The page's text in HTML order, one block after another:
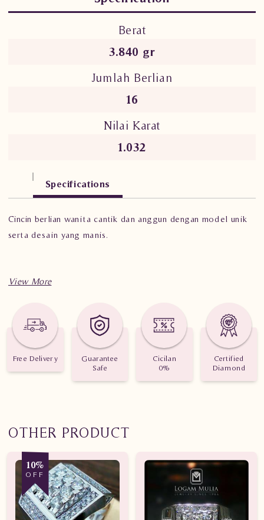
Berat
3.840 gr
Jumlah Berlian
16
Nilai Karat
1.032
Specifications
Cincin berlian wanita cantik dan anggun dengan model unik
serta desain yang manis.
Spesifikasi penting untuk perhiasan Cincin Berlian Wanita
Berat: 3.840 gram
Jumlah berlian: 16 buah
Nilai karat: 1.032 karat
Free Delivery
Guarantee
Safe
Cicilan
0%
Certified
Diamond
OTHER PRODUCT
10%
OFF